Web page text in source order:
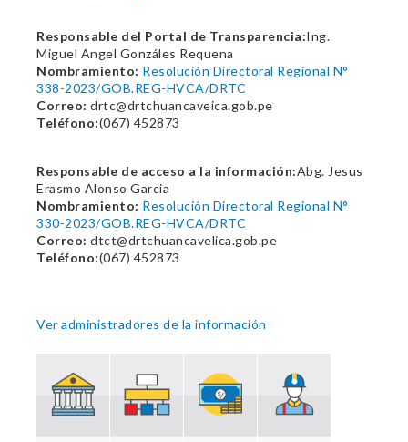
Responsable del Portal de Transparencia:Ing.
Miguel Angel Gonzáles Requena
Nombramiento: Resolución Directoral Regional N°
338-2023/GOB.REG-HVCA/DRTC
Correo: drtc@drtchuancaveica.gob.pe
Teléfono:(067) 452873
Responsable de acceso a la información:Abg. Jesus
Erasmo Alonso Garcia
Nombramiento: Resolución Directoral Regional N°
330-2023/GOB.REG-HVCA/DRTC
Correo: dtct@drtchuancavelica.gob.pe
Teléfono:(067) 452873
Ver administradores de la información